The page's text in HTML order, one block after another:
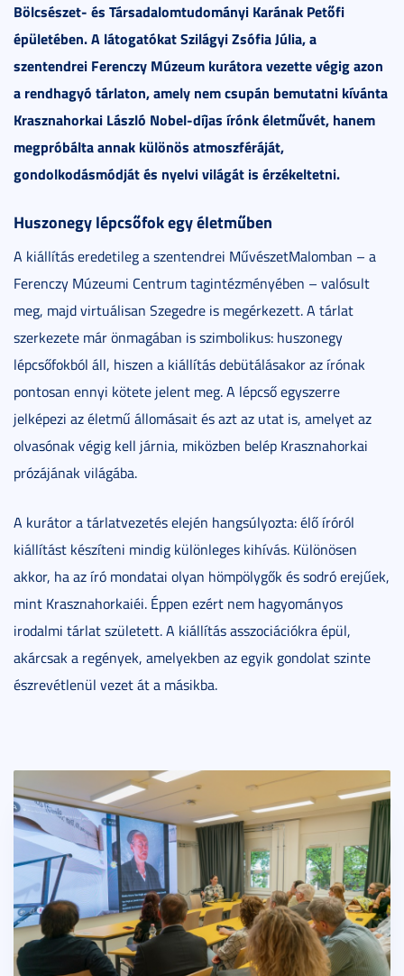
Bölcsészet- és Társadalomtudományi Karának Petőfi
épületében. A látogatókat Szilágyi Zsófia Júlia, a
szentendrei Ferenczy Múzeum kurátora vezette végig azon
a rendhagyó tárlaton, amely nem csupán bemutatni kívánta
Krasznahorkai László Nobel-díjas írónk életművét, hanem
megpróbálta annak különös atmoszféráját,
gondolkodásmódját és nyelvi világát is érzékeltetni.
Huszonegy lépcsőfok egy életműben
A kiállítás eredetileg a szentendrei MűvészetMalomban – a
Ferenczy Múzeumi Centrum tagintézményében – valósult
meg, majd virtuálisan Szegedre is megérkezett. A tárlat
szerkezete már önmagában is szimbolikus: huszonegy
lépcsőfokból áll, hiszen a kiállítás debütálásakor az írónak
pontosan ennyi kötete jelent meg. A lépcső egyszerre
jelképezi az életmű állomásait és azt az utat is, amelyet az
olvasónak végig kell járnia, miközben belép Krasznahorkai
prózájának világába.
A kurátor a tárlatvezetés elején hangsúlyozta: élő íróról
kiállítást készíteni mindig különleges kihívás. Különösen
akkor, ha az író mondatai olyan hömpölygők és sodró erejűek,
mint Krasznahorkaiéi. Éppen ezért nem hagyományos
irodalmi tárlat született. A kiállítás asszociációkra épül,
akárcsak a regények, amelyekben az egyik gondolat szinte
észrevétlenül vezet át a másikba.